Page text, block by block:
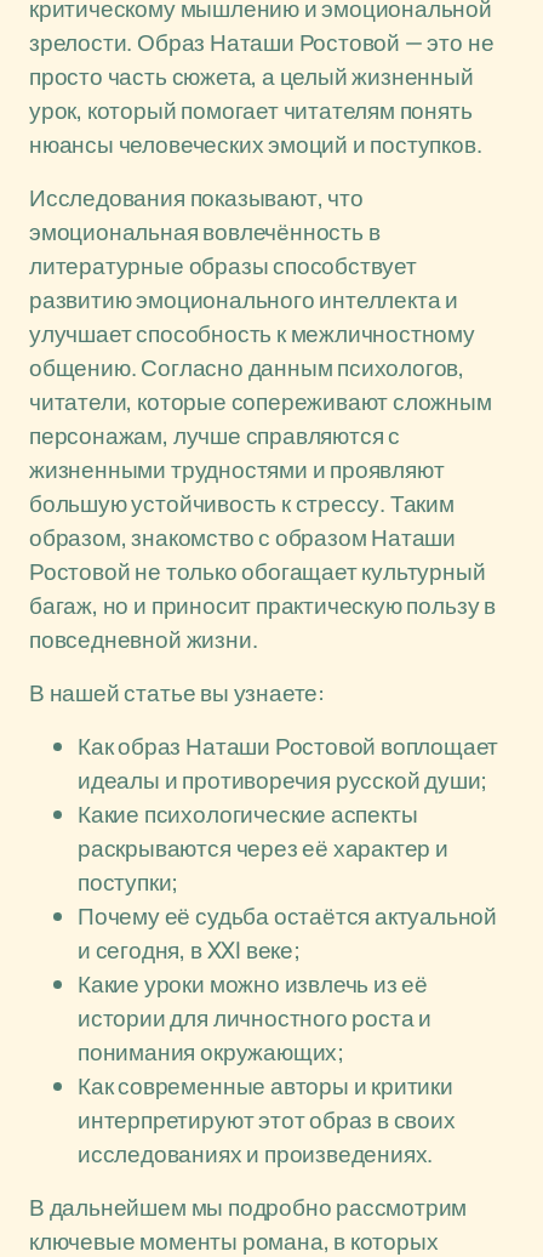
критическому мышлению и эмоциональной
зрелости. Образ Наташи Ростовой — это не
просто часть сюжета, а целый жизненный
урок, который помогает читателям понять
нюансы человеческих эмоций и поступков.
Исследования показывают, что
эмоциональная вовлечённость в
литературные образы способствует
развитию эмоционального интеллекта и
улучшает способность к межличностному
общению. Согласно данным психологов,
читатели, которые сопереживают сложным
персонажам, лучше справляются с
жизненными трудностями и проявляют
большую устойчивость к стрессу. Таким
образом, знакомство с образом Наташи
Ростовой не только обогащает культурный
багаж, но и приносит практическую пользу в
повседневной жизни.
В нашей статье вы узнаете:
Как образ Наташи Ростовой воплощает
идеалы и противоречия русской души;
Какие психологические аспекты
раскрываются через её характер и
поступки;
Почему её судьба остаётся актуальной
и сегодня, в XXI веке;
Какие уроки можно извлечь из её
истории для личностного роста и
понимания окружающих;
Как современные авторы и критики
интерпретируют этот образ в своих
исследованиях и произведениях.
В дальнейшем мы подробно рассмотрим
ключевые моменты романа, в которых